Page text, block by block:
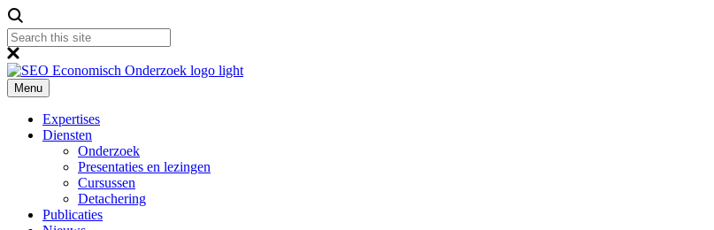
Menu
Expertises
Diensten
Onderzoek
Presentaties en lezingen
Cursussen
Detachering
Publicaties